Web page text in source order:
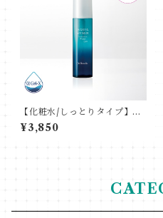
【化粧水/しっとりタイプ】ピ
ュアモイスチャーウォーター
ヴェール 60mL
¥3,850